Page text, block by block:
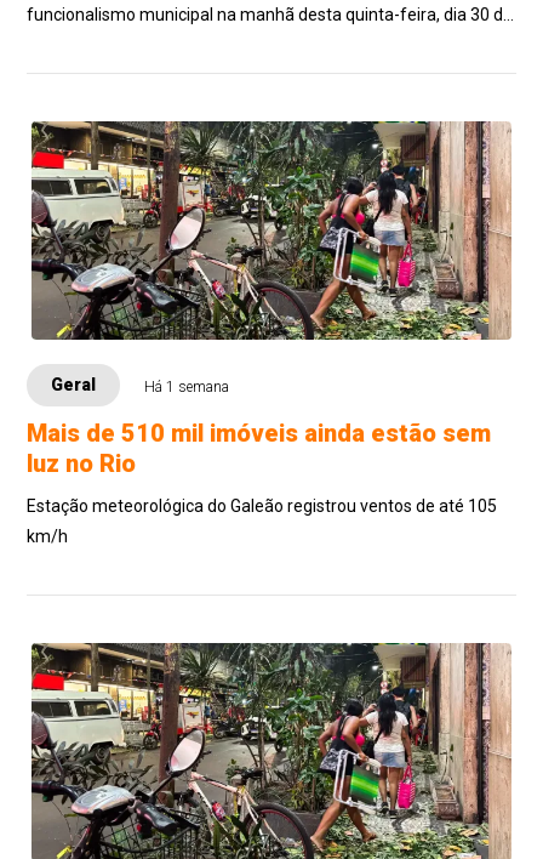
funcionalismo municipal na manhã desta quinta-feira, dia 30 de
Geral Há 1 semana
Mais de 510 mil imóveis ainda estão sem
luz no Rio
Estação meteorológica do Galeão registrou ventos de até 105
km/h